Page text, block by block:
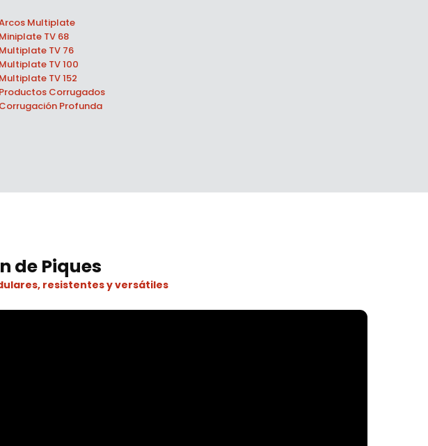
Multiplate
Miniplate TV 68
Multiplate TV 76
Multiplate TV 100
Multiplate TV 152
Productos Corrugados
Corrugación Profunda
de Piques
resistentes y versátiles